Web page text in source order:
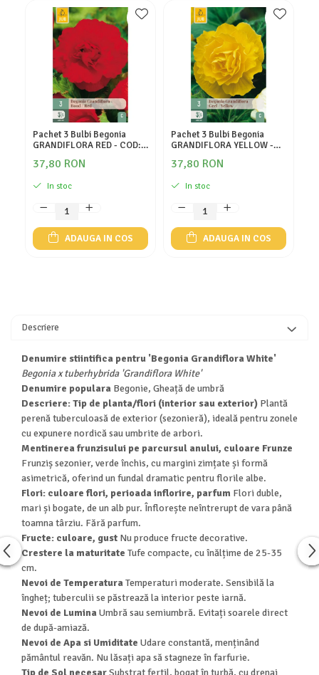
Pachet 3 Bulbi Begonia
GRANDIFLORA RED - COD:
37,80 RON
In stoc
ADAUGA IN COS
Pachet 3 Bulbi Begonia
GRANDIFLORA YELLOW -
37,80 RON
In stoc
ADAUGA IN COS
Descriere
Denumire stiintifica pentru 'Begonia Grandiflora White'
Begonia x tuberhybrida 'Grandiflora White'
Denumire populara Begonie, Gheață de umbră
Descriere: Tip de planta/flori (interior sau exterior) Plantă
perenă tuberculoasă de exterior (sezonieră), ideală pentru zonele
cu expunere nordică sau umbrite de arbori.
Mentinerea frunzisului pe parcursul anului, culoare Frunze
Frunziș sezonier, verde închis, cu margini zimțate și formă
asimetrică, oferind un fundal dramatic pentru florile albe.
Flori: culoare flori, perioada inflorire, parfum Flori duble,
mari și bogate, de un alb pur. Înflorește neîntrerupt de vara până
toamna târziu. Fără parfum.
Fructe: culoare, gust Nu produce fructe decorative.
Crestere la maturitate Tufe compacte, cu înălțime de 25-35
cm.
Nevoi de Temperatura Temperaturi moderate. Sensibilă la
îngheț; tuberculii se păstrează la interior peste iarnă.
Nevoi de Lumina Umbră sau semiumbră. Evitați soarele direct
de după-amiază.
Nevoi de Apa si Umiditate Udare constantă, menținând
pământul reavăn. Nu lăsați apa să stagneze în farfurie.